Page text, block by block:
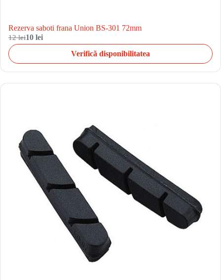
Rezerva saboti frana Union BS-301 72mm
12 lei10 lei
Verifică disponibilitatea